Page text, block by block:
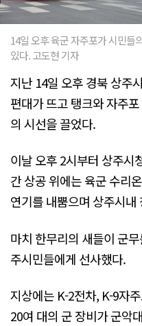
14일 오후 육군 자주포가 시민들
있다. 고도현 기자
지난 14일 오후 경북 상주
편대가 뜨고 탱크와 자주
의 시선을 끌었다.
이날 오후 2시부터 상주
간 상공 위에는 육군 수리
연기를 내뿜으며 상주시내
마치 한무리의 새들이 군
주시민들에게 선사했다.
지상에는 K-2전차, K-9자
20여 대의 군 장비가 군악